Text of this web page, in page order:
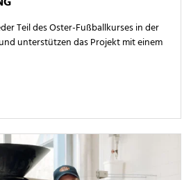
Teil des Oster-Fußballkurses in der
unterstützen das Projekt mit einem